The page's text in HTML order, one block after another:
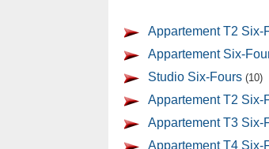
Appartement T2 Six-
Appartement Six-
Studio Six-Fours (10)
Appartement T2 Six-
Appartement T3 Six-
Appartement T4 Six-